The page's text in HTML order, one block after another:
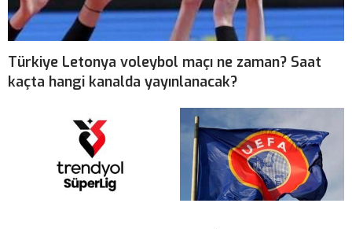
Türkiye Letonya voleybol maçı ne zaman? Saat
kaçta hangi kanalda yayınlanacak?